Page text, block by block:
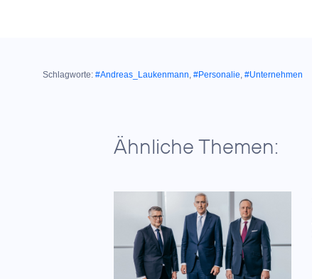
Schlagworte: #Andreas_Laukenmann, #Personalie, #Unternehmen
Ähnliche Themen: